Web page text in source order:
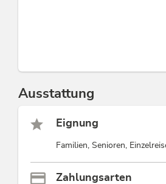
Ausstattung
Eignung
Familien, Senioren,
Zahlungsarten